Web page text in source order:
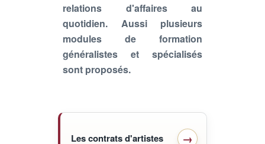
relations d'affaires au
quotidien. Aussi plusieurs
modules de formation
généralistes et spécialisés
sont proposés.
Les contrats d'artistes